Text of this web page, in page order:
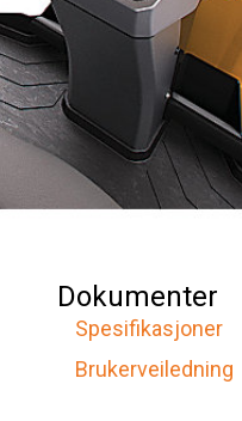
Dokumenter
Spesifikasjoner
Brukerveiledning